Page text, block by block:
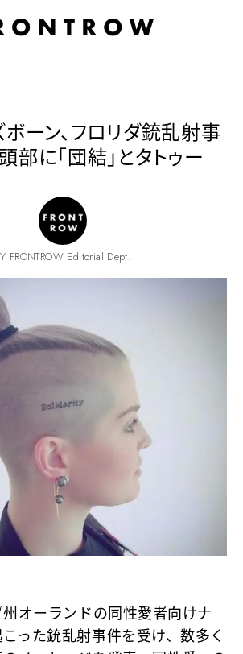
ボーン、フロリダ銃乱射事
部に「団結」とタトゥー
FRONTROW Editorial Dept.
オーランドの同性愛者向けナ
った銃乱射事件を受け、数多く